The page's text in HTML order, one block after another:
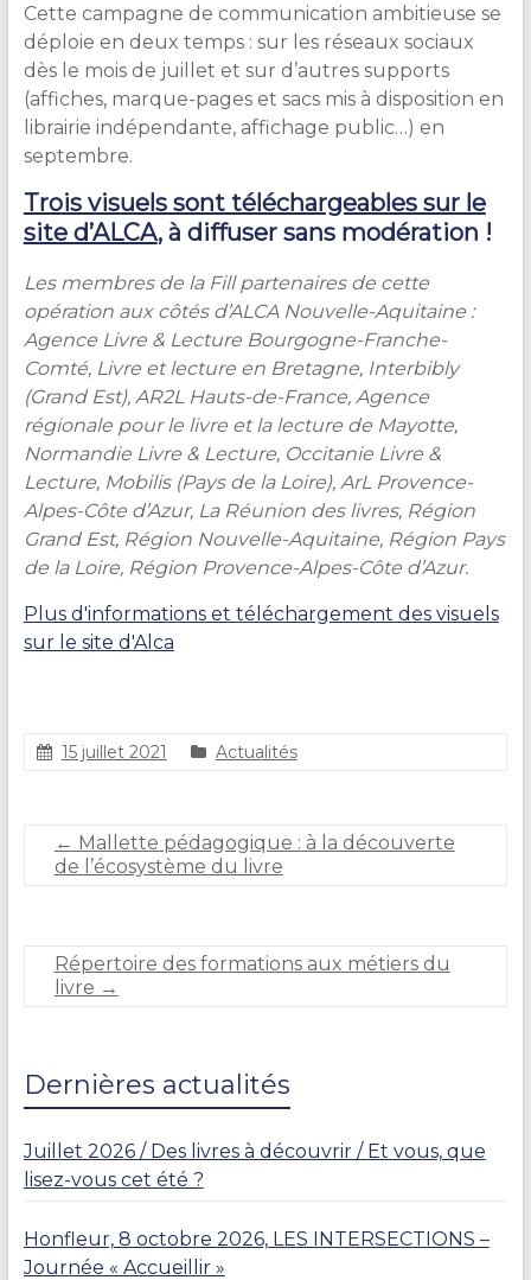
Cette campagne de communication ambitieuse se
déploie en deux temps : sur les réseaux sociaux
dès le mois de juillet et sur d’autres supports
(affiches, marque-pages et sacs mis à disposition en
librairie indépendante, affichage public…) en
septembre.
Trois visuels sont téléchargeables sur le
site d’ALCA, à diffuser sans modération !
Les membres de la Fill partenaires de cette
opération aux côtés d’ALCA Nouvelle-Aquitaine :
Agence Livre & Lecture Bourgogne-Franche-
Comté, Livre et lecture en Bretagne, Interbibly
(Grand Est), AR2L Hauts-de-France, Agence
régionale pour le livre et la lecture de Mayotte,
Normandie Livre & Lecture, Occitanie Livre &
Lecture, Mobilis (Pays de la Loire), ArL Provence-
Alpes-Côte d’Azur, La Réunion des livres, Région
Grand Est, Région Nouvelle-Aquitaine, Région Pays
de la Loire, Région Provence-Alpes-Côte d’Azur.
Plus d'informations et téléchargement des visuels
sur le site d'Alca
I
E
15 juillet 2021 Actualités
← Mallette pédagogique : à la découverte
de l’écosystème du livre
Répertoire des formations aux métiers du
livre →
Dernières actualités
Juillet 2026 / Des livres à découvrir / Et vous, que
lisez-vous cet été ?
Honfleur, 8 octobre 2026, LES INTERSECTIONS –
Journée « Accueillir »